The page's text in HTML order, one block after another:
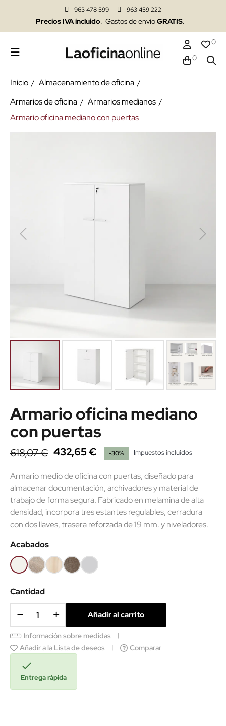
963 478 599 963 459 222
Precios IVA incluido. Gastos de envíoGRATIS.
0
0
Inicio
Almacenamiento de oficina
Armarios de oficina
Armarios medianos
Armario oficina mediano con puertas
Armario oficina mediano
con puertas
618,07 € 432,65 € -30% Impuestos incluidos
Armario medio de oficina con puertas, diseñado para
almacenar documentación, archivadores y material de
trabajo de forma segura. Fabricado en melamina de alta
densidad, incorpora tres estantes regulables, cerradura
con dos llaves, trasera reforzada de 19 mm. y niveladores.
Acabados
BlancoOlmo
claro
AcaciaNebraska
Gris
claro
Cantidad
Añadir al carrito
Información sobre medidas
Añadir a la Lista de deseos
Comparar

Entrega rápida